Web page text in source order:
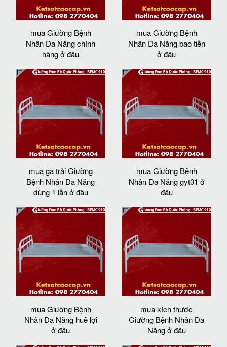
mua Giường Bệnh
Nhân Đa Năng chính
hãng ở đâu
mua Giường Bệnh
Nhân Đa Năng bao tiền
ở đâu
mua ga trải Giường
Bệnh Nhân Đa Năng
dùng 1 lần ở đâu
mua Giường Bệnh
Nhân Đa Năng gyt01 ở
đâu
mua Giường Bệnh
Nhân Đa Năng huê lợi
ở đâu
mua kích thước
Giường Bệnh Nhân Đa
Năng ở đâu